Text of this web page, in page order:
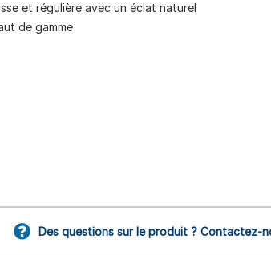
et régulière avec un éclat naturel
de gamme
Des questions sur le produit ? Contactez-